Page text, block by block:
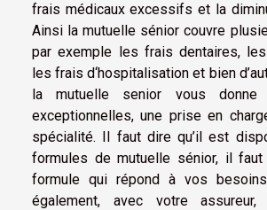
frais médicaux excessifs et la
Ainsi la mutuelle sénior couvre
par exemple les frais dentaires,
les frais d‘hospitalisation et bien
la mutuelle senior vous donne
exceptionnelles, une prise en
spécialité. Il faut dire qu’il est
formules de mutuelle sénior, il
formule qui répond à vos
également, avec votre assureur,